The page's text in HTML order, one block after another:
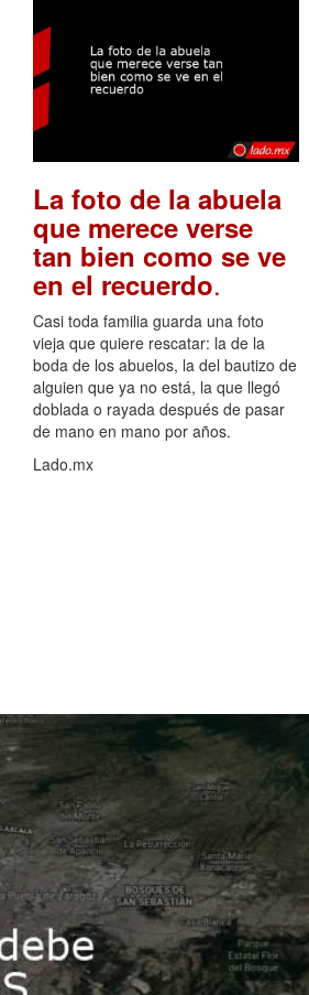
La foto de la abuela
que merece verse
tan bien como se ve
en el recuerdo.
Casi toda familia guarda una foto
vieja que quiere rescatar: la de la
boda de los abuelos, la del bautizo de
alguien que ya no está, la que llegó
doblada o rayada después de pasar
de mano en mano por años.
Lado.mx